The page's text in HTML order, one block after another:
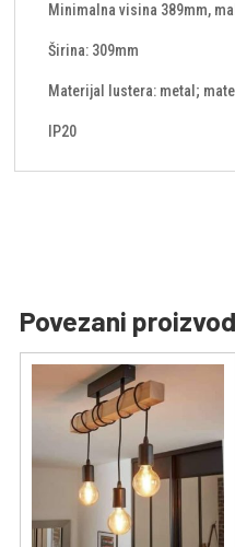
Minimalna visina 389mm,
Širina: 309mm
Materijal lustera: metal;
IP20
Povezani